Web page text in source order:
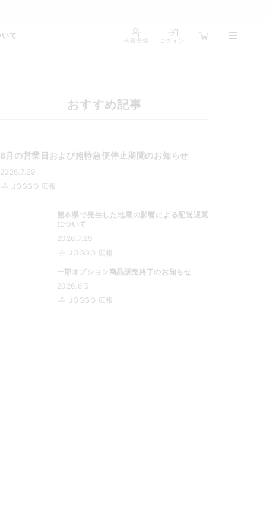
て
会員登録 ログイン
おすすめ記事
8月の営業日および超特急便停止期間のお知らせ
2026.7.29
JOGGO 広報
熊本県で発生した地震の影響による配送遅延
について
2026.7.29
JOGGO 広報
一部オプション商品販売終了のお知らせ
2026.6.5
JOGGO 広報